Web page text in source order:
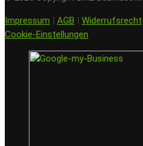
Impressum | AGB | Widerrufsrecht
Cookie-Einstellungen